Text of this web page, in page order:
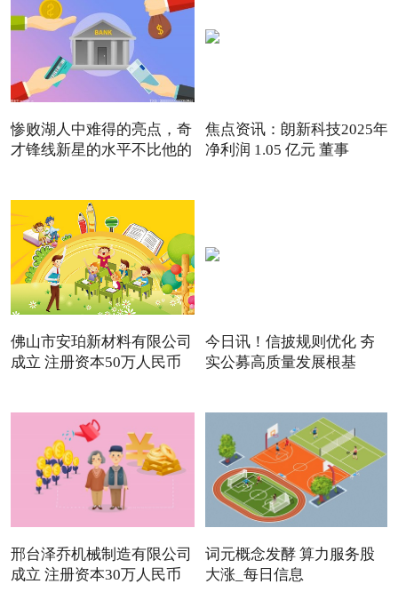
惨败湖人中难得的亮点，奇
才锋线新星的水平不比他的
焦点资讯：朗新科技2025年
净利润 1.05 亿元 董事
佛山市安珀新材料有限公司
成立 注册资本50万人民币
今日讯！信披规则优化 夯
实公募高质量发展根基
邢台泽乔机械制造有限公司
成立 注册资本30万人民币
词元概念发酵 算力服务股
大涨_每日信息